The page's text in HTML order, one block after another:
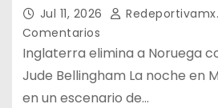
Jul 11, 2026
Comentarios
Inglaterra elimina a Noruega
Jude Bellingham La noche en
en un escenario de…